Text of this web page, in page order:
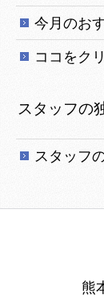
今月のお
ココをク
スタッフの
スタッフ
熊